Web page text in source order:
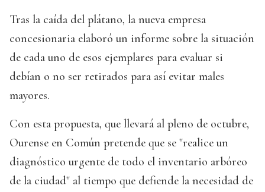
Tras la caída del plátano, la nueva empresa
concesionaria elaboró un informe sobre la situación
de cada uno de esos ejemplares para evaluar si
debían o no ser retirados para así evitar males
mayores.
Con esta propuesta, que llevará al pleno de octubre,
Ourense en Común pretende que se "realice un
diagnóstico urgente de todo el inventario arbóreo
de la ciudad" al tiempo que defiende la necesidad de